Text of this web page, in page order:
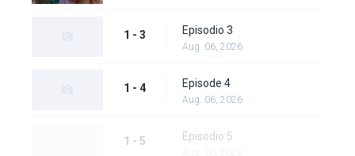
1 - 3 Episodio 3
Aug. 06, 2026
1 - 4 Episode 4
Aug. 06, 2026
1 - 5 Episodio 5